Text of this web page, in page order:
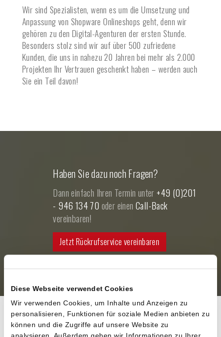
Diese Webseite verwendet Cookies
Wir verwenden Cookies, um Inhalte und Anzeigen zu
personalisieren, Funktionen für soziale Medien anbieten zu
können und die Zugriffe auf unsere Website zu
analysieren. Außerdem geben wir Informationen zu Ihrer
Wir sind Spezialisten, wenn es um die Umsetzung und
Anpassung von Shopware Onlineshops geht, denn wir
gehören zu den Digital-Agenturen der ersten Stunde.
Besonders stolz sind wir auf über 500 zufriedene
Kunden, die uns in nahezu 20 Jahren bei mehr als 2.000
Projekten Ihr Vertrauen geschenkt haben – werden auch
Sie ein Teil davon!
Haben Sie dazu noch Fragen?
Dann einfach Ihren Termin unter +49 (0)201
- 946 134 70 oder einen Call-Back
vereinbaren!
Jetzt Rückrufservice vereinbaren